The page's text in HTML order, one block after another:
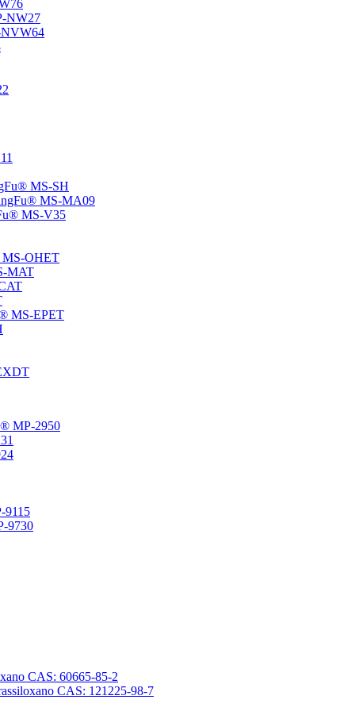
NW27
NVW64
MS-SH
MS-MA09
MS-V35
MS-OHET
MAT
MS-EPET
MP-2950
9115
9730
CAS: 60665-85-2
CAS: 121225-98-7